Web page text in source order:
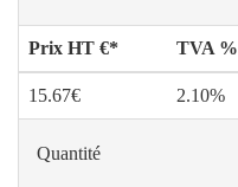
Prix HT €* TVA %
15.67€ 2.10%
Quantité